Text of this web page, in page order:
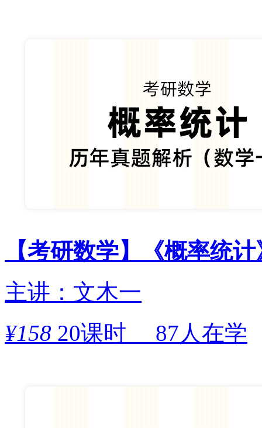
【考研数学】《概率统
主讲：文木一
¥158 20课时 87人在学